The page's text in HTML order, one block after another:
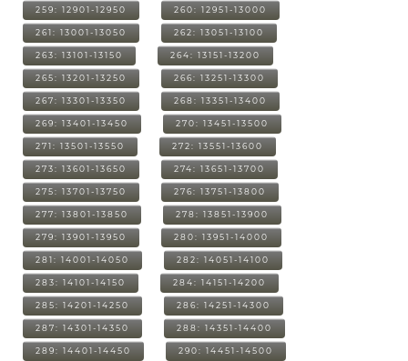
259: 12901-12950 260: 12951-13000
261: 13001-13050 262: 13051-13100
263: 13101-13150 264: 13151-13200
265: 13201-13250 266: 13251-13300
267: 13301-13350 268: 13351-13400
269: 13401-13450 270: 13451-13500
271: 13501-13550 272: 13551-13600
273: 13601-13650 274: 13651-13700
275: 13701-13750 276: 13751-13800
277: 13801-13850 278: 13851-13900
279: 13901-13950 280: 13951-14000
281: 14001-14050 282: 14051-14100
283: 14101-14150 284: 14151-14200
285: 14201-14250 286: 14251-14300
287: 14301-14350 288: 14351-14400
289: 14401-14450 290: 14451-14500